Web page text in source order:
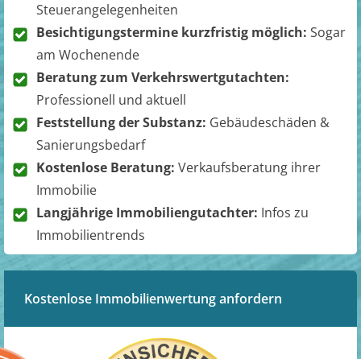
Steuerangelegenheiten
Besichtigungstermine kurzfristig möglich: Sogar
am Wochenende
Beratung zum Verkehrswertgutachten:
Professionell und aktuell
Feststellung der Substanz: Gebäudeschäden &
Sanierungsbedarf
Kostenlose Beratung: Verkaufsberatung ihrer
Immobilie
Langjährige Immobiliengutachter: Infos zu
Immobilientrends
Kostenlose Immobilienwertung anfordern